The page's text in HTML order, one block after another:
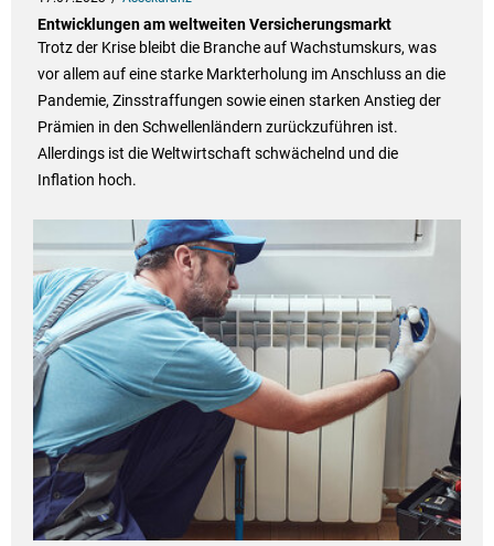
Entwicklungen am weltweiten Versicherungsmarkt
Trotz der Krise bleibt die Branche auf Wachstumskurs, was
vor allem auf eine starke Markterholung im Anschluss an die
Pandemie, Zinsstraffungen sowie einen starken Anstieg der
Prämien in den Schwellenländern zurückzuführen ist.
Allerdings ist die Weltwirtschaft schwächelnd und die
Inflation hoch.